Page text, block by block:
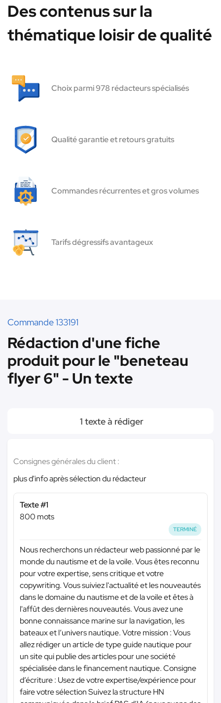
Des contenus sur la
thématique loisir de qualité
Choix parmi 978 rédacteurs spécialisés
Qualité garantie et retours gratuits
Commandes récurrentes et gros volumes
Tarifs dégressifs avantageux
Commande 133191
Rédaction d'une fiche
produit pour le "beneteau
flyer 6" - Un texte
1 texte à rédiger
Consignes générales du client :
plus d'info après sélection du rédacteur
Texte #1
800 mots
TERMINÉ
Nous recherchons un rédacteur web passionné par le
monde du nautisme et de la voile. Vous êtes reconnu
pour votre expertise, sens critique et votre
copywriting. Vous suiviez l'actualité et les nouveautés
dans le domaine du nautisme et de la voile et êtes à
l'affût des dernières nouveautés. Vous avez une
bonne connaissance marine sur la navigation, les
bateaux et l’univers nautique. Votre mission : Vous
allez rédiger un article de type guide nautique pour
un site qui publie des articles pour une société
spécialisée dans le financement nautique. Consigne
d’écriture : Usez de votre expertise/expérience pour
faire votre sélection Suivez la structure HN